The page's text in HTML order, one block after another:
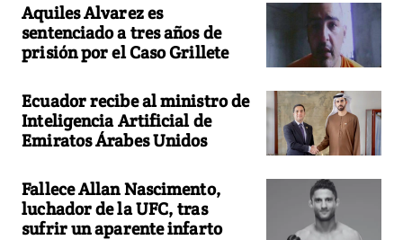
Aquiles Alvarez es
sentenciado a tres años de
prisión por el Caso Grillete
Ecuador recibe al ministro de
Inteligencia Artificial de
Emiratos Árabes Unidos
Fallece Allan Nascimento,
luchador de la UFC, tras
sufrir un aparente infarto